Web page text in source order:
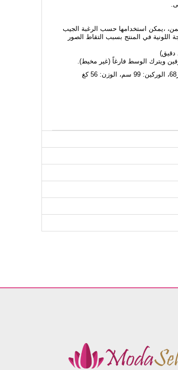
،يمكن استخدامها حسب الرغبة الجيب
في المنتج بسبب التقاط الصور
ويترك الوسط فارغاً (غير مخيط).
112
112